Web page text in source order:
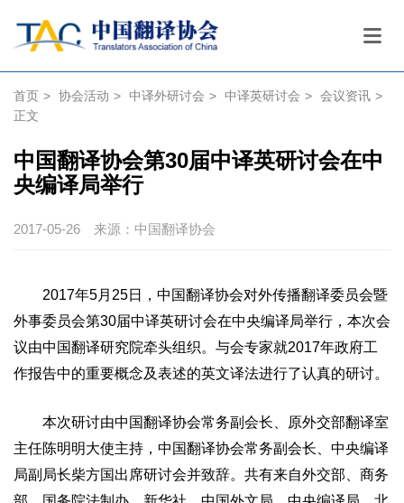
首页 > 协会活动 > 中译外研讨会 > 中译英研讨会 > 会议资讯 >
正文
中国翻译协会第30届中译英研讨会在中
央编译局举行
2017-05-26 来源：中国翻译协会
2017年5月25日，中国翻译协会对外传播翻译委员会暨
外事委员会第30届中译英研讨会在中央编译局举行，本次会
议由中国翻译研究院牵头组织。与会专家就2017年政府工
作报告中的重要概念及表述的英文译法进行了认真的研讨。
本次研讨由中国翻译协会常务副会长、原外交部翻译室
主任陈明明大使主持，中国翻译协会常务副会长、中央编译
局副局长柴方国出席研讨会并致辞。共有来自外交部、商务